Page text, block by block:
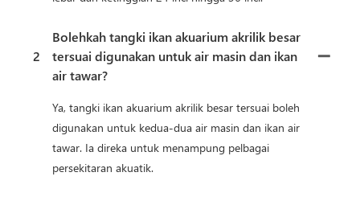
2
Bolehkah tangki ikan akuarium akrilik besar
tersuai digunakan untuk air masin dan ikan
air tawar?
Ya, tangki ikan akuarium akrilik besar tersuai boleh
digunakan untuk kedua-dua air masin dan ikan air
tawar. Ia direka untuk menampung pelbagai
persekitaran akuatik.